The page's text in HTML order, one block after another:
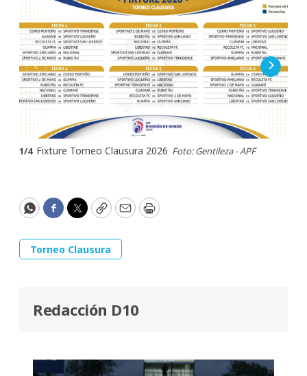
1/4 Fixture Torneo Clausura 2026 Foto: Gentileza - APF
WhatsApp
Facebook
Twitter
CopyEmailPrint
Torneo Clausura
Redacción D10